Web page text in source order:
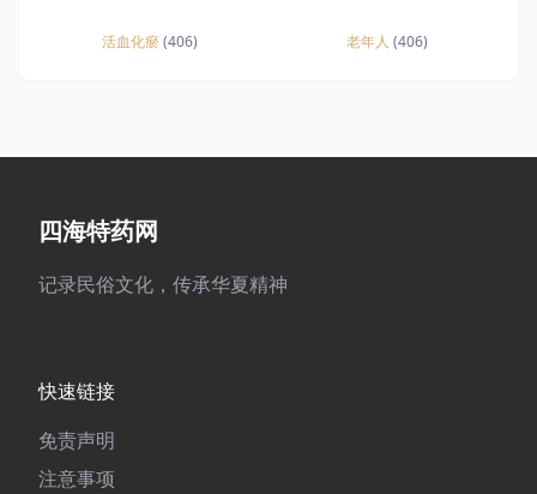
活血化瘀(406) 老年人 (406)
四海特药网
记录民俗文化，传承华夏精神
快速链接
免责声明
注意事项